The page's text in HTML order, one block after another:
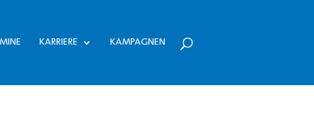
KARRIERE KAMPAGNEN